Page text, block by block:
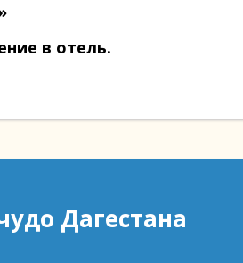
в отель.
Дагестана